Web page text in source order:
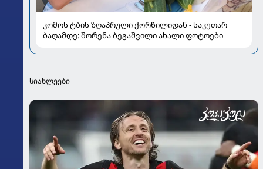
კომოს ტბის ზღაპრული ქორწილიდან - საკუთარ
ბაღამდე: შორენა ბეგაშვილი ახალი ფოტოები
სიახლეები